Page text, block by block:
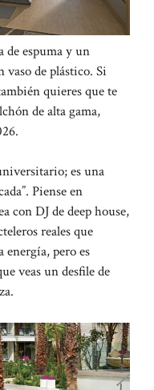
de espuma y un
de plástico. Si
quieres que te
de alta gama,
es una
Piense en
con DJ de deep house,
reales que
energía, pero es
veas un desfile de